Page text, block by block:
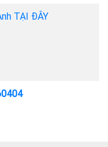
TẠI ĐÂY